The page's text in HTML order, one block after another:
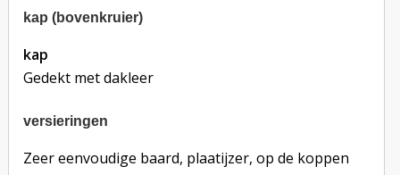
kap (bovenkruier)
kap
Gedekt met dakleer
versieringen
versieringen
Zeer eenvoudige baard, plaatijzer, op de koppen